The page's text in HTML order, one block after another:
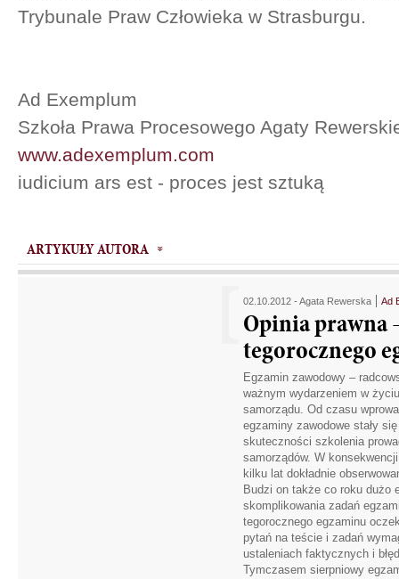
Trybunale Praw Człowieka w Strasburgu.
Ad Exemplum
Szkoła Prawa Procesowego Agaty
www.adexemplum.com
iudicium ars est - proces jest sztuką
ARTYKUŁY AUTORA
02.10.2012 - Agata Rewerska Ad
Opinia prawna
tegorocznego
Egzamin zawodowy –
ważnym wydarzeniem w
samorządu. Od czasu
egzaminy zawodowe stały
skuteczności szkolenia
samorządów. W
kilku lat dokładnie
Budzi on także co roku dużo
skomplikowania zadań
tegorocznego egzaminu
pytań na teście i zadań
ustaleniach faktycznych i
Tymczasem sierpniowy